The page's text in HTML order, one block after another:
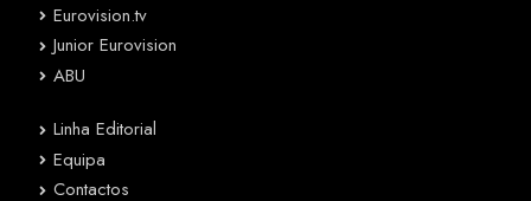
Eurovision.tv
Junior Eurovision
ABU
Linha Editorial
Equipa
Contactos